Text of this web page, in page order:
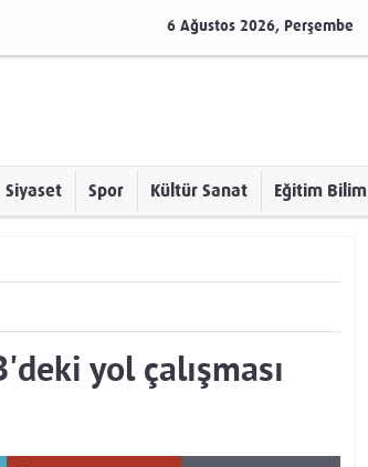
6 Ağustos 2026, Perşembe
Siyaset Spor Kültür Sanat Eğitim Bilim
yol çalışması